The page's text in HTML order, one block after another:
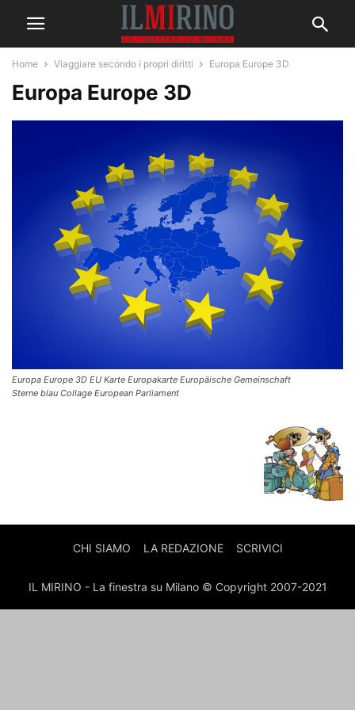
Home Viaggiare secondo i propri diritti Europa Europe 3D
Europa Europe 3D
Europa Europe 3D EU Karte Europakarte Europäische Gemeinschaft
Sterne blau Collage European Parliament
CHI SIAMO LA REDAZIONE SCRIVICI
IL MIRINO - La finestra su Milano © Copyright 2007-2021